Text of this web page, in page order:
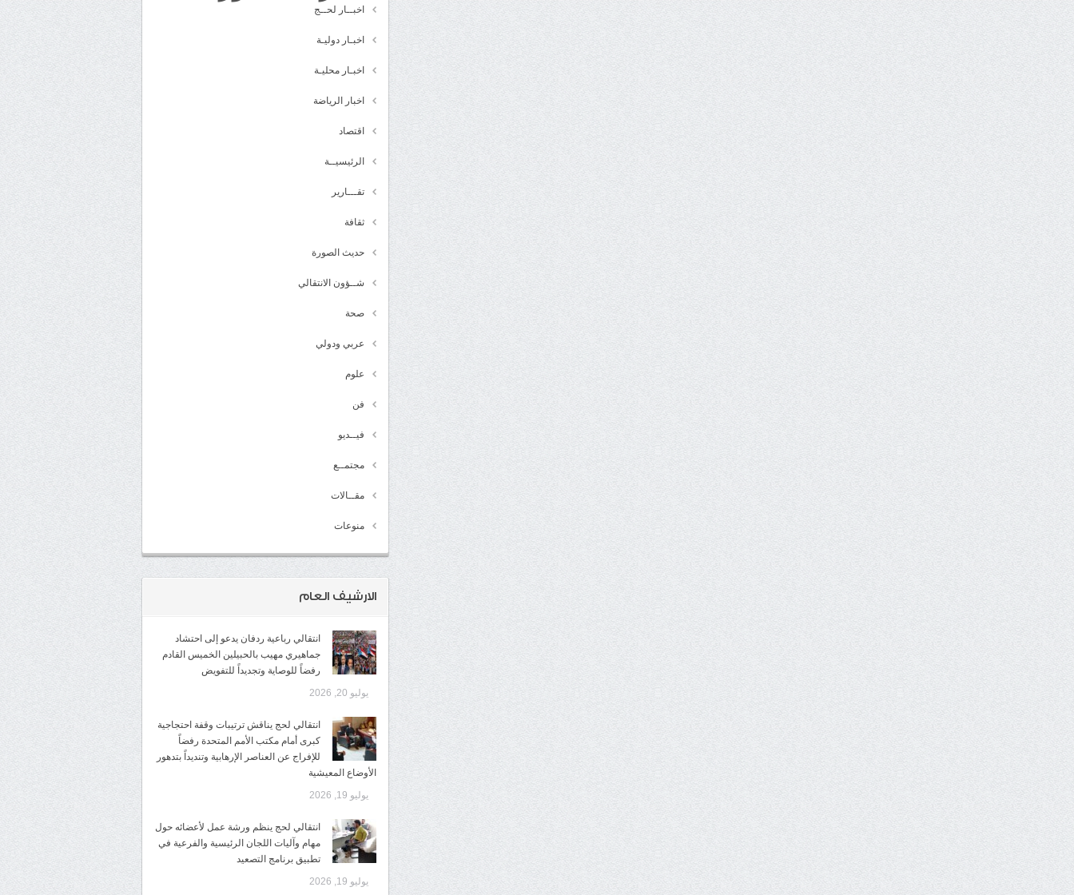
اخبــار لحــج
اخبـار دوليـة
اخبـار محليـة
اخبار الرياضة
اقتصاد
الرئيسيــة
تقـــارير
ثقافة
حديث الصورة
شــؤون الانتقالي
صحة
عربي ودولي
علوم
فن
فيــديو
مجتمــع
مقــالات
منوعات
الارشيف العام
انتقالي رباعية ردفان يدعو إلى احتشاد
جماهيري مهيب بالحبيلين الخميس القادم
رفضاً للوصاية وتجديداً للتفويض
يوليو 20, 2026
انتقالي لحج يناقش ترتيبات وقفة احتجاجية
كبرى أمام مكتب الأمم المتحدة رفضاً
للإفراج عن العناصر الإرهابية وتنديداً بتدهور
الأوضاع المعيشية
يوليو 19, 2026
انتقالي لحج ينظم ورشة عمل لأعضائه حول
مهام وآليات اللجان الرئيسية والفرعية في
تطبيق برنامج التصعيد
يوليو 19, 2026